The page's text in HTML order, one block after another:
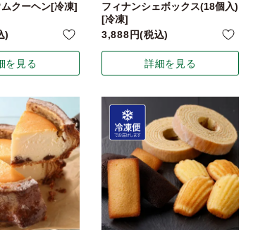
クーヘン[冷凍]
を見る
フィナンシェボックス(18個入)
[冷凍]
3,888
税込
詳細を見る